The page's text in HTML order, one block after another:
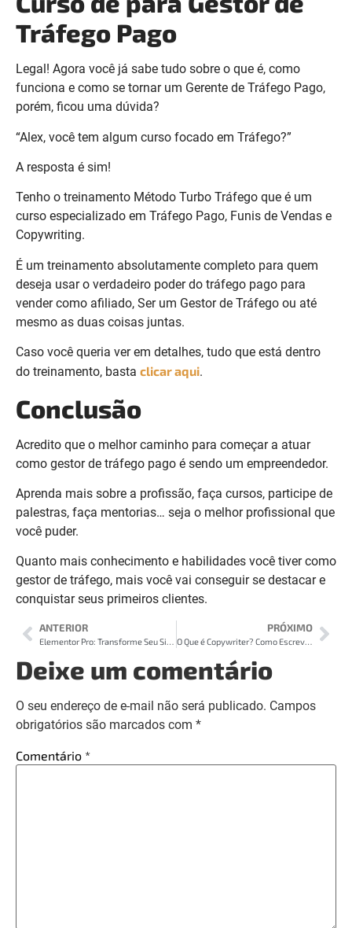
Tráfego Pago
Legal! Agora você já sabe tudo sobre o que é, como
funciona e como se tornar um Gerente de Tráfego Pago,
porém, ficou uma dúvida?
“Alex, você tem algum curso focado em Tráfego?”
A resposta é sim!
Tenho o treinamento Método Turbo Tráfego que é um
curso especializado em Tráfego Pago, Funis de Vendas e
Copywriting.
É um treinamento absolutamente completo para quem
deseja usar o verdadeiro poder do tráfego pago para
vender como afiliado, Ser um Gestor de Tráfego ou até
mesmo as duas coisas juntas.
Caso você queria ver em detalhes, tudo que está dentro
do treinamento, basta clicar aqui.
Conclusão
Acredito que o melhor caminho para começar a atuar
como gestor de tráfego pago é sendo um empreendedor.
Aprenda mais sobre a profissão, faça cursos, participe de
palestras, faça mentorias… seja o melhor profissional que
você puder.
Quanto mais conhecimento e habilidades você tiver como
gestor de tráfego, mais você vai conseguir se destacar e
conquistar seus primeiros clientes.
ANTERIOR
Elementor Pro: Transforme Seu Site em uma Plataforma Altamente Profissional
PRÓXIMO
O Que é Copywriter? Como Escrever Copys que Vendem Milhões
Deixe um comentário
O seu endereço de e-mail não será publicado. Campos
obrigatórios são marcados com *
Comentário *